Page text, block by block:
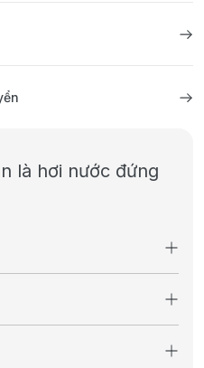
là hơi nước đứng